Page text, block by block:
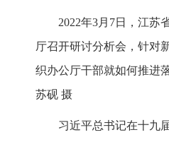
2022年3月7日，江苏
厅召开研讨分析会，针对
织办公厅干部就如何推进
苏砚 摄
习近平总书记在十九